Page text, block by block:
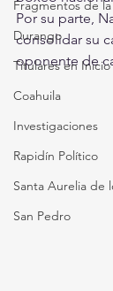
Fragmentos de
Durango
Titulares en Inicio
Coahuila
Investigaciones
Rapidín Político
Santa Aurelia de
San Pedro
Por su parte,
consolidar su
oponente de